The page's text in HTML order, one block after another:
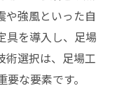
や強風といった自
具を導入し、足場
術選択は、足場工
な要素です。